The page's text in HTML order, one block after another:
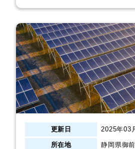
更新日 2025年03
所在地 静岡県御